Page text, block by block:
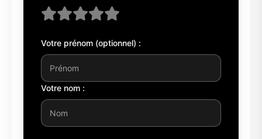
Votre prénom (optionnel) :
Votre nom :